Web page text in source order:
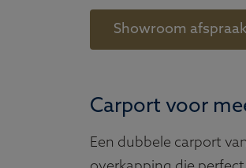
Showroom
Carport voor
Een dubbele carport